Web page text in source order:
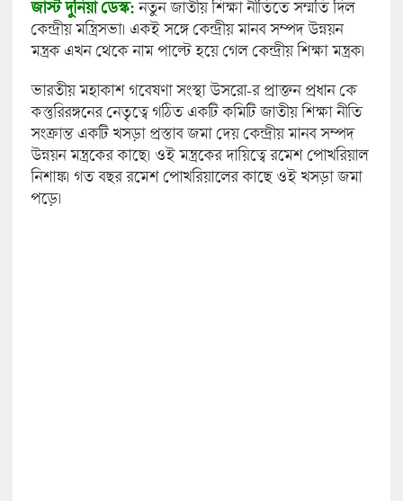
জাস্ট দুনিয়া ডেস্ক: নতুন জাতীয় শিক্ষা নীতিতে সম্মতি দিল
কেন্দ্রীয় মন্ত্রিসভা। একই সঙ্গে কেন্দ্রীয় মানব সম্পদ উন্নয়ন
মন্ত্রক এখন থেকে নাম পাল্টে হয়ে গেল কেন্দ্রীয় শিক্ষা মন্ত্রক।
ভারতীয় মহাকাশ গবেষণা সংস্থা উসরো-র প্রাক্তন প্রধান কে
কস্তুরিরঙ্গনের নেতৃত্বে গঠিত একটি কমিটি জাতীয় শিক্ষা নীতি
সংক্রান্ত একটি খসড়া প্রস্তাব জমা দেয় কেন্দ্রীয় মানব সম্পদ
উন্নয়ন মন্ত্রকের কাছে। ওই মন্ত্রকের দায়িত্বে রমেশ পোখরিয়াল
নিশাঙ্ক। গত বছর রমেশ পোখরিয়ালের কাছে ওই খসড়া জমা
পড়ে।